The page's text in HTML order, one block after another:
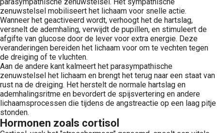
zenuwstelsel mobiliseert het lichaam voor snelle actie.
Wanneer het geactiveerd wordt, verhoogt het de hartslag,
versnelt de ademhaling, verwijdt de pupillen, en stimuleert de
afgifte van glucose door de lever voor extra energie. Deze
veranderingen bereiden het lichaam voor om te vechten tegen
de dreiging of te vluchten.
Aan de andere kant kalmeert het parasympathische
zenuwstelsel het lichaam en brengt het terug naar een staat van
rust na de dreiging. Het herstelt de normale hartslag en
ademhalingsritme en bevordert de spijsvertering en andere
lichaamsprocessen die tijdens de angstreactie op een laag pitje
stonden.
Hormonen zoals cortisol